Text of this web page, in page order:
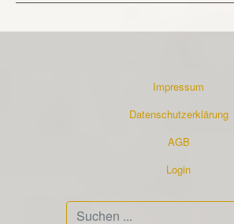
Impressum
Datenschutzerklärung
AGB
Login